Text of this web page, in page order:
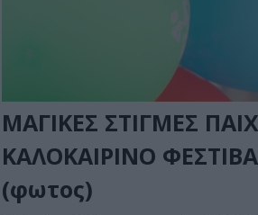
ΜΑΓΙΚΕΣ ΣΤΙΓΜΕΣ
ΚΑΛΟΚΑΙΡΙΝΟ
(φωτος)